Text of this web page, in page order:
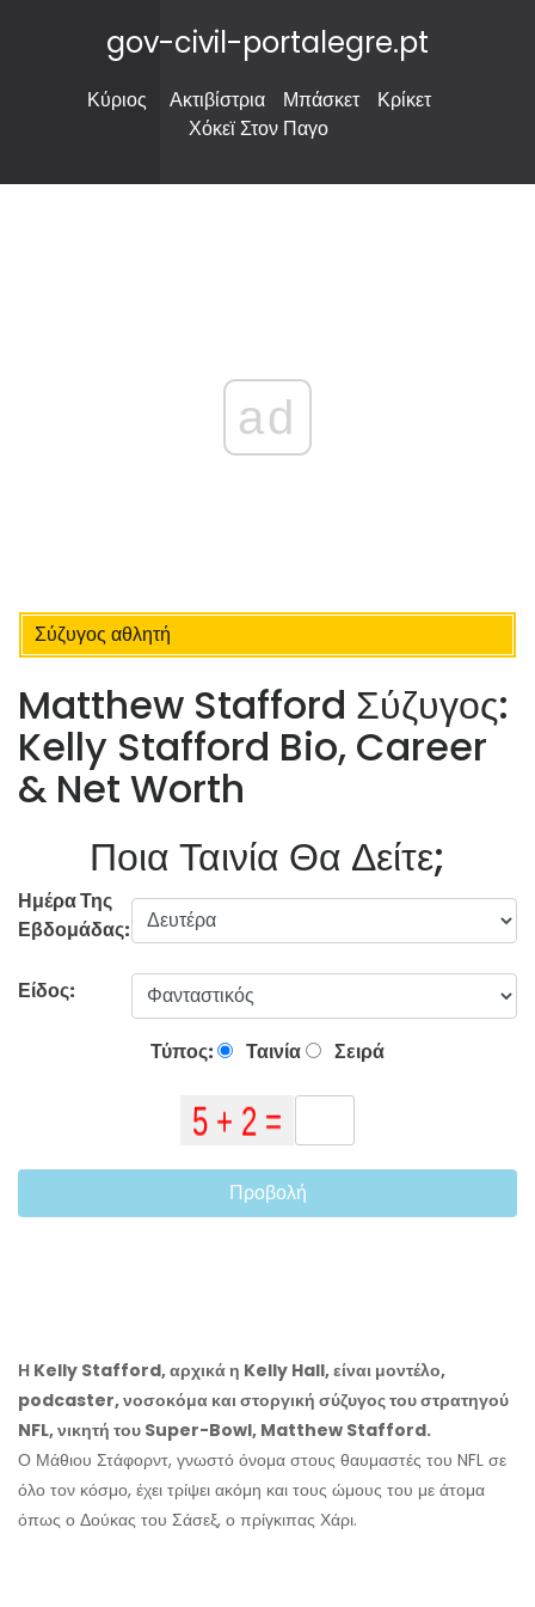
gov-civil-portalegre.pt
Κύριος Ακτιβίστρια Μπάσκετ
Κρίκετ
Χόκεϊ Στον Παγο
ad
Σύζυγος αθλητή
Matthew Stafford Σύζυγος:
Kelly Stafford Bio, Career
& Net Worth
Ποια Ταινία Θα Δείτε;
Ημέρα Της
Εβδομάδας:
Είδος:
Τύπος: Ταινία Σειρά
Προβολή
Η Kelly Stafford, αρχικά η Kelly Hall, είναι μοντέλο,
podcaster, νοσοκόμα και στοργική σύζυγος του στρατηγού
NFL, νικητή του Super-Bowl, Matthew Stafford.
Ο Μάθιου Στάφορντ, γνωστό όνομα στους θαυμαστές του NFL σε
όλο τον κόσμο, έχει τρίψει ακόμη και τους ώμους του με άτομα
όπως ο Δούκας του Σάσεξ, ο πρίγκιπας Χάρι.